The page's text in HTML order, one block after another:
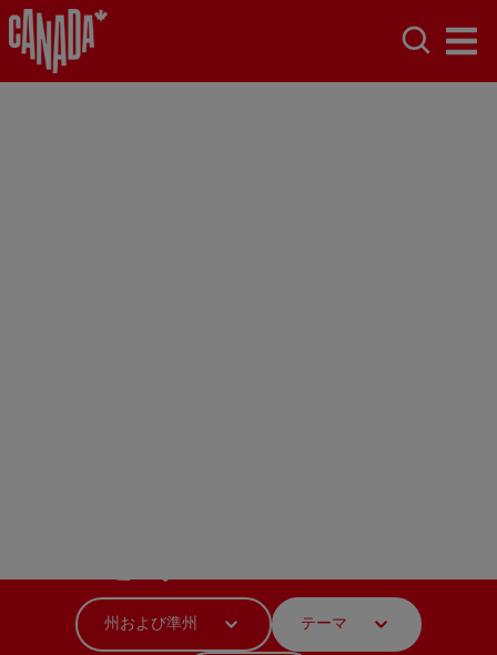
州および準州 テーマ